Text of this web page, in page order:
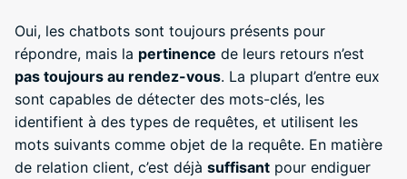
Oui, les chatbots sont toujours présents pour
répondre, mais la pertinence de leurs retours n’est
pas toujours au rendez-vous. La plupart d’entre eux
sont capables de détecter des mots-clés, les
identifient à des types de requêtes, et utilisent les
mots suivants comme objet de la requête. En matière
de relation client, c’est déjà suffisant pour endiguer